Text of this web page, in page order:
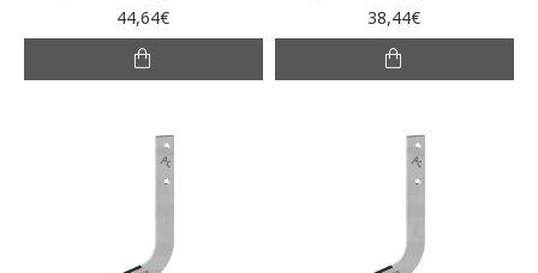
44,64€ 38,44€